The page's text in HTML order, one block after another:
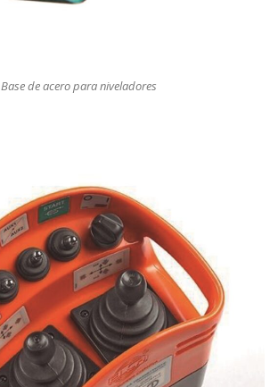
Base de acero para niveladores